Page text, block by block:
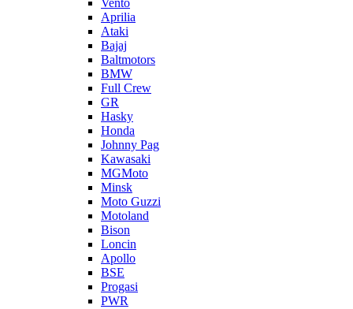
Vento
Aprilia
Ataki
Bajaj
Baltmotors
BMW
Full Crew
GR
Hasky
Honda
Johnny Pag
Kawasaki
MGMoto
Minsk
Moto Guzzi
Motoland
Bison
Loncin
Apollo
BSE
Progasi
PWR